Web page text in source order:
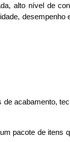
alto nível de
acabamento,
pacote de itens